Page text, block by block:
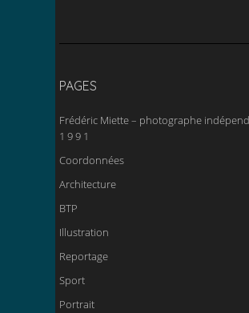
PAGES
Frédéric Miette – photographe
1 9 9 1
Coordonnées
Architecture
BTP
Illustration
Reportage
Sport
Portrait